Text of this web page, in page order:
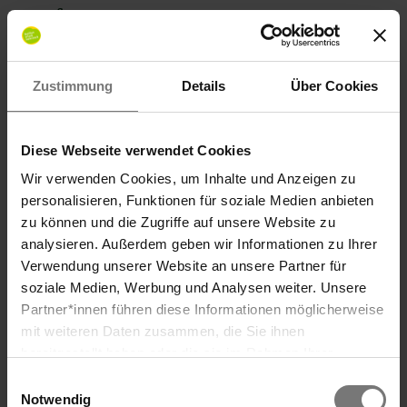
Zustimmung Details Über Cookies
Diese Webseite verwendet Cookies
Wir verwenden Cookies, um Inhalte und Anzeigen zu
personalisieren, Funktionen für soziale Medien anbieten
zu können und die Zugriffe auf unsere Website zu
analysieren. Außerdem geben wir Informationen zu Ihrer
Verwendung unserer Website an unsere Partner für
soziale Medien, Werbung und Analysen weiter. Unsere
Partner*innen führen diese Informationen möglicherweise
mit weiteren Daten zusammen, die Sie ihnen
Cookies und ähnliche Technologien (Tracking-Pixel),
Notwendig
aufpassen.
Im Winter bin ich nicht zu sehen, aber da
seid Ihr ja ohnehin mit Skifahren,
Schneewandern und Langlaufen
Grimming Therme.
Aja, das wollt ich Euch noch sagen: Wenn
Ihr bei Sigrun und Klaus im Hollhaus
wohnt, dann habt ihr´s wirklich gut
getroffen. Vom Hollhaus zum Krallersee,
wo ich zu Hause bin, sind es nur 20
Minuten. Ich warte auf dich, wir sehen
uns…